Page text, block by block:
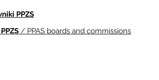
PPZS
/ PPAS boards and commissions